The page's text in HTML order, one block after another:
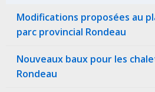
Modifications proposées au
parc provincial Rondeau
Nouveaux baux pour les
Rondeau